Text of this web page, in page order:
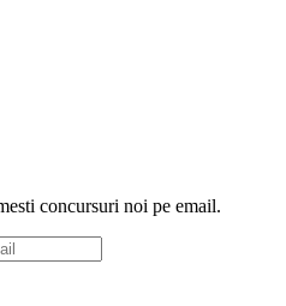
concursuri noi pe email.